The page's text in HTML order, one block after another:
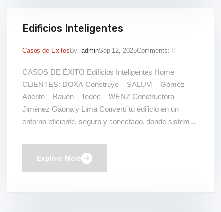
Edificios Inteligentes​
Casos de ExitosBy: adminSep 12, 2025Comments: 0
CASOS DE ÉXITO Edificios Inteligentes​ Home
CLIENTES: DOXA Construye – SALUM – Gómez
Abente – Bauen​ – Tedec​ – WENZ Constructora​ –
Jiménez Gaona y Lima Convertí tu edificio en un
entorno eficiente, seguro y conectado, donde sistemas
operan de manera integrada para optimizar recursos,
elevar la comodidad y […]
Explore More